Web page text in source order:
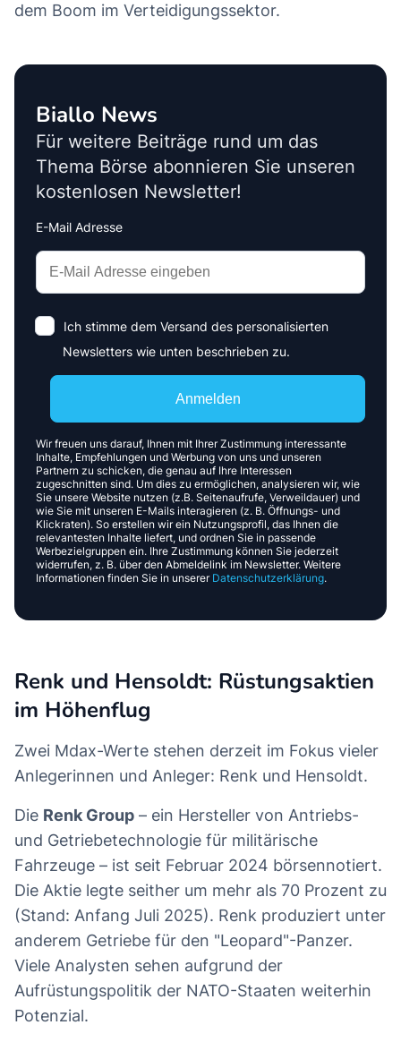
dem Boom im Verteidigungssektor.
Biallo News
Für weitere Beiträge rund um das
Thema Börse abonnieren Sie unseren
kostenlosen Newsletter!
E-Mail Adresse
Interests
Amount
Anmelden
Ich stimme dem Versand des personalisierten
Newsletters wie unten beschrieben zu.
Wir freuen uns darauf, Ihnen mit Ihrer Zustimmung interessante
Inhalte, Empfehlungen und Werbung von uns und unseren
Partnern zu schicken, die genau auf Ihre Interessen
zugeschnitten sind. Um dies zu ermöglichen, analysieren wir, wie
Sie unsere Website nutzen (z.B. Seitenaufrufe, Verweildauer) und
wie Sie mit unseren E-Mails interagieren (z. B. Öffnungs- und
Klickraten). So erstellen wir ein Nutzungsprofil, das Ihnen die
relevantesten Inhalte liefert, und ordnen Sie in passende
Werbezielgruppen ein. Ihre Zustimmung können Sie jederzeit
widerrufen, z. B. über den Abmeldelink im Newsletter. Weitere
Informationen finden Sie in unserer Datenschutzerklärung.
Renk und Hensoldt: Rüstungsaktien
im Höhenflug
Zwei Mdax-Werte stehen derzeit im Fokus vieler
Anlegerinnen und Anleger: Renk und Hensoldt.
Die Renk Group – ein Hersteller von Antriebs-
und Getriebetechnologie für militärische
Fahrzeuge – ist seit Februar 2024 börsennotiert.
Die Aktie legte seither um mehr als 70 Prozent zu
(Stand: Anfang Juli 2025). Renk produziert unter
anderem Getriebe für den "Leopard"-Panzer.
Viele Analysten sehen aufgrund der
Aufrüstungspolitik der NATO-Staaten weiterhin
Potenzial.